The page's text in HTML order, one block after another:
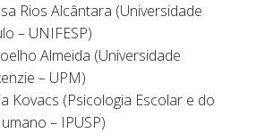
Rios Alcântara (Universidade
– UNIFESP)
Almeida (Universidade
– UPM)
Kovacs (Psicologia Escolar e do
– IPUSP)